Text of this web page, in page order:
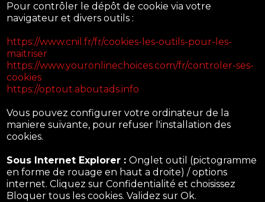
Pour contrôler le dépôt de cookie via votre
navigateur et divers outils :
https://www.cnil.fr/fr/cookies-les-outils-pour-les-
maitriser
https://www.youronlinechoices.com/fr/controler-ses-
cookies
https://optout.aboutads.info
Vous pouvez configurer votre ordinateur de la
maniere suivante, pour refuser l'installation des
cookies.
Sous Internet Explorer : Onglet outil (pictogramme
en forme de rouage en haut a droite) / options
internet. Cliquez sur Confidentialité et choisissez
Bloquer tous les cookies. Validez sur Ok.